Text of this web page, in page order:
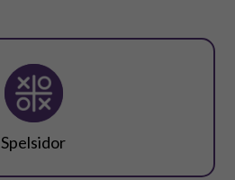
Spelsidor